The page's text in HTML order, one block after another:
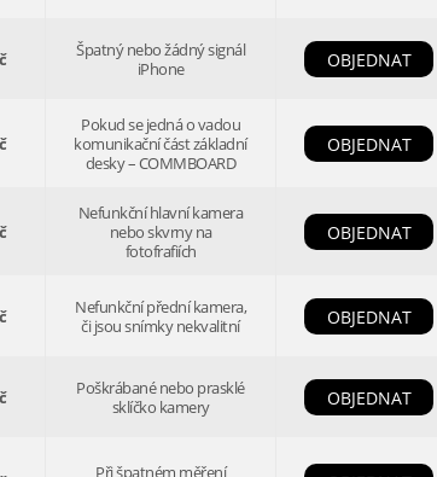
Špatný nebo žádný signál
iPhone
OBJEDNAT
Pokud se jedná o vadou
komunikační část základní
desky – COMMBOARD
OBJEDNAT
Nefunkční hlavní kamera
nebo skvrny na
fotofrafiích
OBJEDNAT
Nefunkční přední kamera,
či jsou snímky nekvalitní
OBJEDNAT
Poškrábané nebo prasklé
sklíčko kamery
OBJEDNAT
Při špatném měření